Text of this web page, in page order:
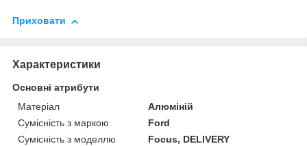
Приховати
Характеристики
Основні атрибути
Матеріал
Алюміній
Сумісність з маркою
Ford
Сумісність з моделлю
Focus, DELIVERY